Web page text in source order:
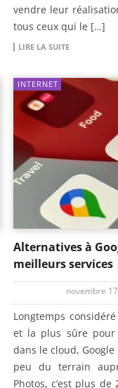
vendre leur
tous ceux qui le […]
LIRE LA SUITE
INTERNET
Alternatives à
meilleurs services
novembre
Longtemps
et la plus sûre pour
dans le cloud,
peu du terrain
Photos, c’est plus